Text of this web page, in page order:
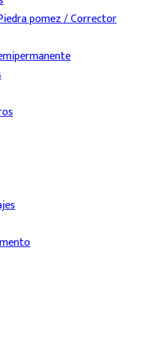
pomez / Corrector